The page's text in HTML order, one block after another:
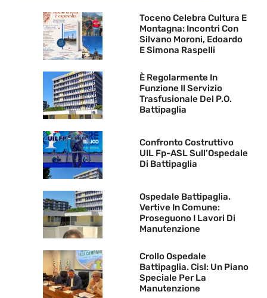
Toceno Celebra Cultura E
Montagna: Incontri Con
Silvano Moroni, Edoardo
E Simona Raspelli
È Regolarmente In
Funzione Il Servizio
Trasfusionale Del P.O.
Battipaglia
Confronto Costruttivo
UIL Fp-ASL Sull’Ospedale
Di Battipaglia
Ospedale Battipaglia.
Vertive In Comune:
Proseguono I Lavori Di
Manutenzione
Crollo Ospedale
Battipaglia. Cisl: Un Piano
Speciale Per La
Manutenzione